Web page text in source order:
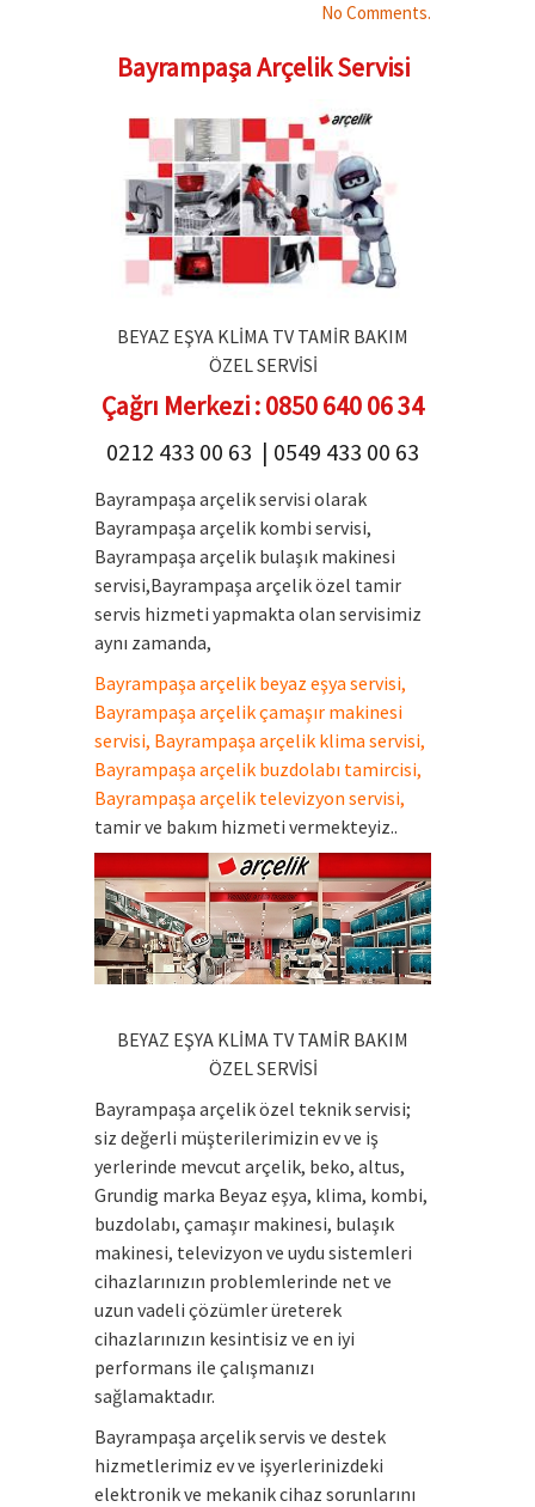
No Comments.
Bayrampaşa Arçelik Servisi
BEYAZ EŞYA KLİMA TV TAMİR BAKIM
ÖZEL SERVİSİ
Çağrı Merkezi : 0850 640 06 34
0212 433 00 63 | 0549 433 00 63
Bayrampaşa arçelik servisi olarak
Bayrampaşa arçelik kombi servisi,
Bayrampaşa arçelik bulaşık makinesi
servisi,Bayrampaşa arçelik özel tamir
servis hizmeti yapmakta olan servisimiz
aynı zamanda,
Bayrampaşa arçelik beyaz eşya servisi,
Bayrampaşa arçelik çamaşır makinesi
servisi, Bayrampaşa arçelik klima servisi,
Bayrampaşa arçelik buzdolabı tamircisi,
Bayrampaşa arçelik televizyon servisi,
tamir ve bakım hizmeti vermekteyiz..
BEYAZ EŞYA KLİMA TV TAMİR BAKIM
ÖZEL SERVİSİ
Bayrampaşa arçelik özel teknik servisi;
siz değerli müşterilerimizin ev ve iş
yerlerinde mevcut arçelik, beko, altus,
Grundig marka Beyaz eşya, klima, kombi,
buzdolabı, çamaşır makinesi, bulaşık
makinesi, televizyon ve uydu sistemleri
cihazlarınızın problemlerinde net ve
uzun vadeli çözümler üreterek
cihazlarınızın kesintisiz ve en iyi
performans ile çalışmanızı
sağlamaktadır.
Bayrampaşa arçelik servis ve destek
hizmetlerimiz ev ve işyerlerinizdeki
elektronik ve mekanik cihaz sorunlarını